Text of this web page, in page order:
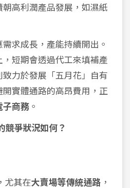
朝高利潤產品發展，如濕紙
需求成長，產能持續開出。
，短期會透過代工來填補產
致力於發展「五月花」自有
開實體通路的高昂費用，正
子商務 。
競爭狀況如何？
尤其在大賣場等傳統通路 ，